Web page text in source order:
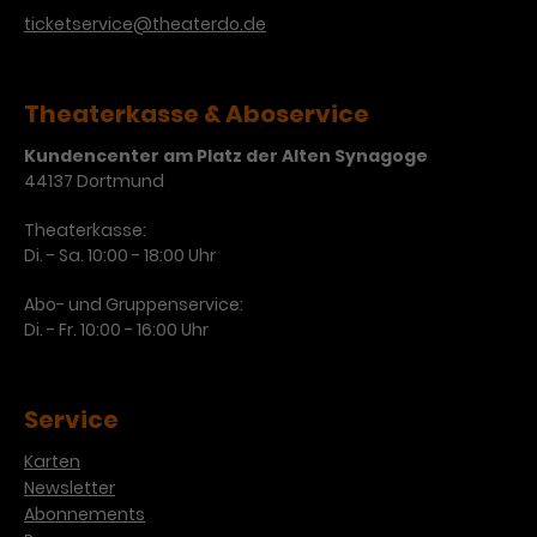
verschiedene Websites hinweg.
ticketservice@theaterdo.de
Theaterkasse & Aboservice
Kundencenter am Platz der Alten Synagoge
44137 Dortmund
Theaterkasse:
Di. - Sa. 10:00 - 18:00 Uhr
Abo- und Gruppenservice:
Di. - Fr. 10:00 - 16:00 Uhr
Service
Karten
Newsletter
Abonnements